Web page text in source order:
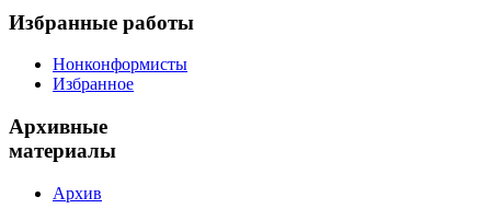
Избранные работы
Нонконформисты
Избранное
Архивные
материалы
Архив